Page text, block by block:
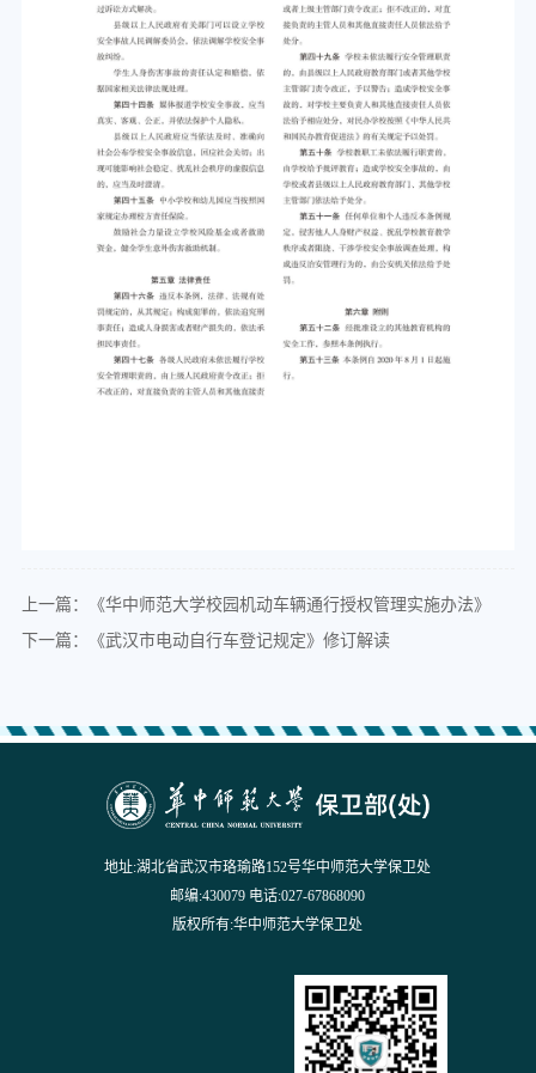
上一篇：《华中师范大学校园机动车辆通行授权管理实施办法》
下一篇：《武汉市电动自行车登记规定》修订解读
地址:湖北省武汉市珞瑜路152号华中师范大学保卫处
邮编:430079 电话:027-67868090
版权所有:华中师范大学保卫处